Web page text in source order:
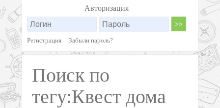
Авторизация
Регистрация Забыли пароль?
Поиск по
тегу:Квест дома